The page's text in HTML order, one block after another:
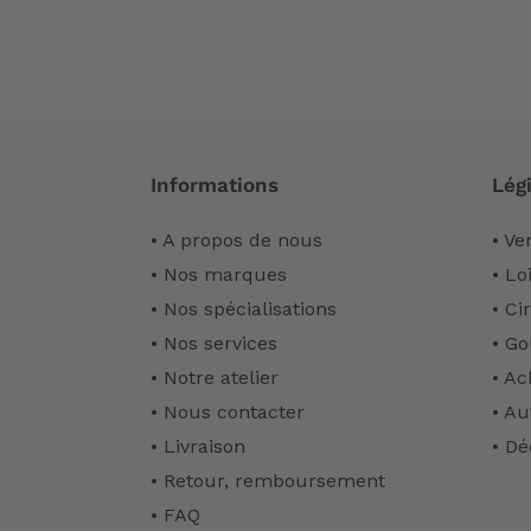
Informations
• A propos de nous
• Nos marques
• Nos spécialisations
• Nos services
• Notre atelier
• Nous contacter
• Livraison
• Retour, remboursement
• FAQ
•
•
•
•
•
•
•